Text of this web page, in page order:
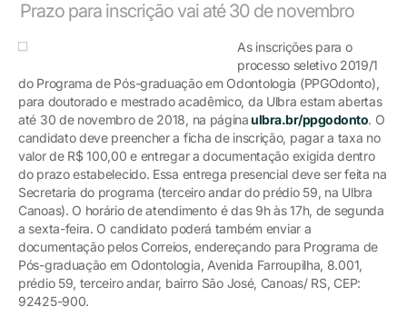
Prazo para inscrição vai até 30 de novembro
As inscrições para o
processo seletivo 2019/1
do Programa de Pós-graduação em Odontologia (PPGOdonto),
para doutorado e mestrado acadêmico, da Ulbra estam abertas
até 30 de novembro de 2018, na páginaulbra.br/ppgodonto. O
candidato deve preencher a ficha de inscrição, pagar a taxa no
valor de R$ 100,00 e entregar a documentação exigida dentro
do prazo estabelecido. Essa entrega presencial deve ser feita na
Secretaria do programa (terceiro andar do prédio 59, na Ulbra
Canoas). O horário de atendimento é das 9h às 17h, de segunda
a sexta-feira. O candidato poderá também enviar a
documentação pelos Correios, endereçando para Programa de
Pós-graduação em Odontologia, Avenida Farroupilha, 8.001,
prédio 59, terceiro andar, bairro São José, Canoas/ RS, CEP:
92425-900.